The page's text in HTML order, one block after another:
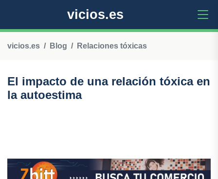
vicios.es
vicios.es Blog Relaciones tóxicas
El impacto de una relación tóxica en
la autoestima